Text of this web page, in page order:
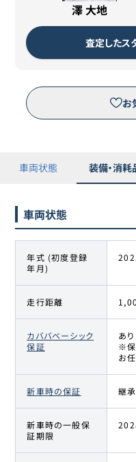
澤 大地
査定したス
お
車両状態 装備・消耗
車両状態
年式 (初度登録
年月)
走行距離
カババベーシック
保証
あり
※保
お
新車時の保証 継承
新車時の一般保
証期限